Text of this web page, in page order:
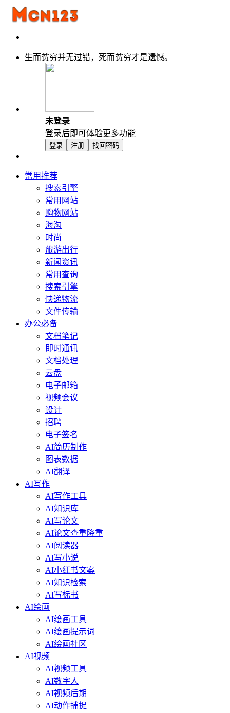
生而贫穷并无过错，死而贫穷才是遗憾。
未登录
登录后即可体验更多功能
登录 注册 找回密码
常用推荐
搜索引擎
常用网站
购物网站
海淘
时尚
旅游出行
新闻资讯
常用查询
搜索引擎
快递物流
文件传输
办公必备
文档笔记
即时通讯
文档处理
云盘
电子邮箱
视频会议
设计
招聘
电子签名
AI简历制作
图表数据
AI翻译
AI写作
AI写作工具
AI知识库
AI写论文
AI论文查重降重
AI阅读器
AI写小说
AI小红书文案
AI知识检索
AI写标书
AI绘画
AI绘画工具
AI绘画提示词
AI绘画社区
AI视频
AI视频工具
AI数字人
AI视频后期
AI动作捕捉